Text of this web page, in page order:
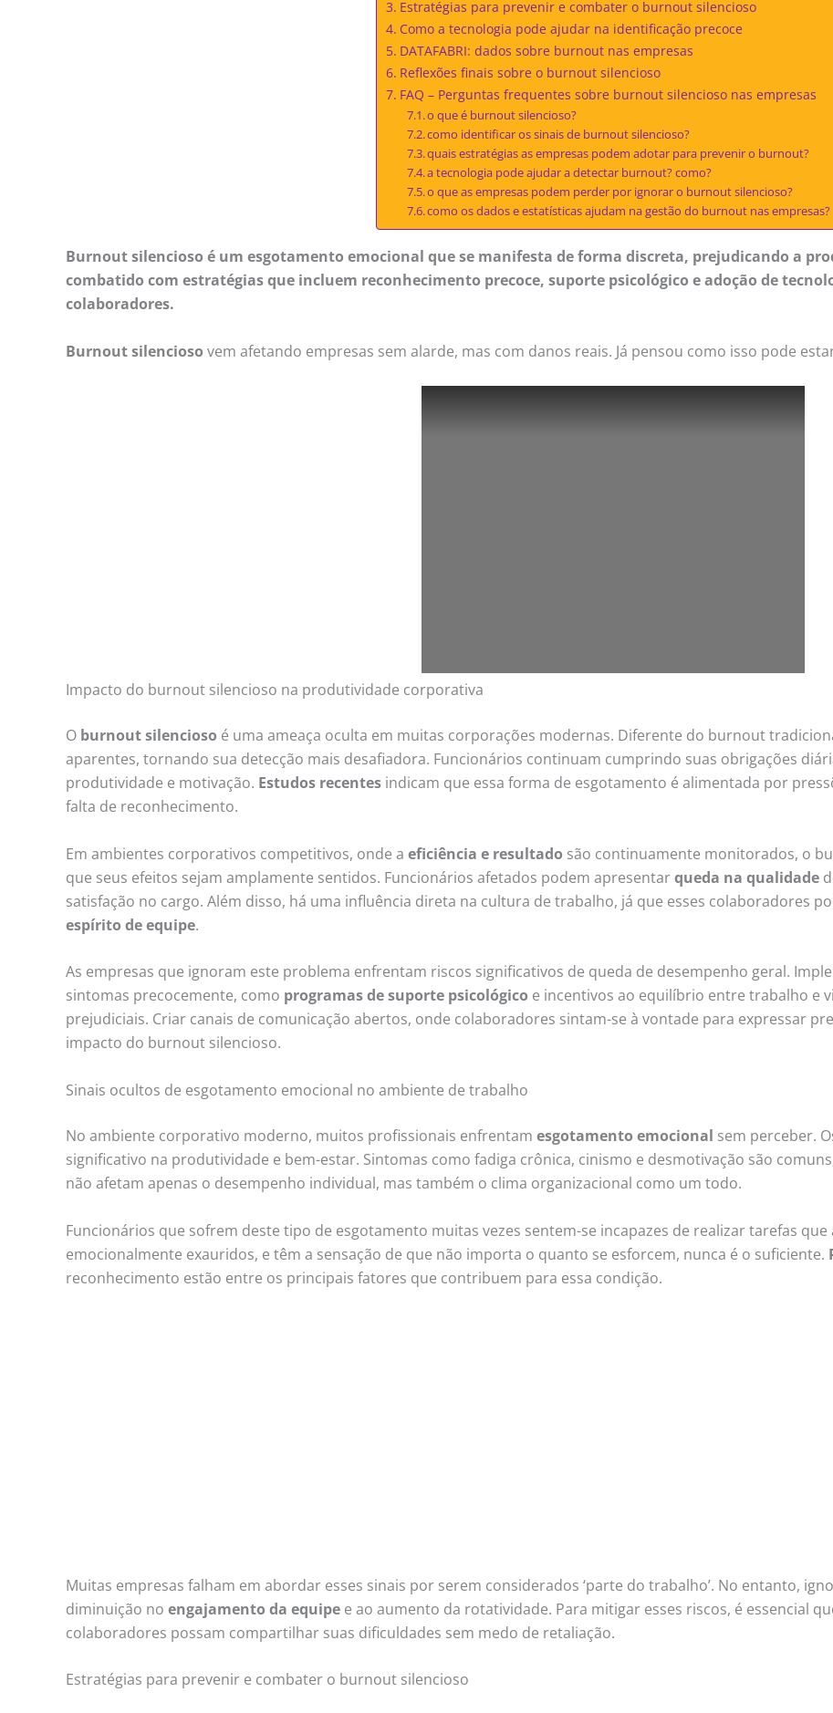
Estratégias para prevenir e combater o burnout silencioso
Como a tecnologia pode ajudar na identificação precoce
DATAFABRI: dados sobre burnout nas empresas
Reflexões finais sobre o burnout silencioso
FAQ – Perguntas frequentes sobre burnout silencioso nas empresas
o que é burnout silencioso?
como identificar os sinais de burnout silencioso?
quais estratégias as empresas podem adotar para prevenir o burnout?
a tecnologia pode ajudar a detectar burnout? como?
o que as empresas podem perder por ignorar o burnout silencioso?
como os dados e estatísticas ajudam na gestão do burnout nas empresas?
Burnout silencioso é um esgotamento emocional que se manifesta de forma discreta, prejudicando a
combatido com estratégias que incluem reconhecimento precoce, suporte psicológico e adoção de
colaboradores.
Burnout silencioso vem afetando empresas sem alarde, mas com danos reais. Já pensou como isso pode
Impacto do burnout silencioso na produtividade corporativa
O burnout silencioso é uma ameaça oculta em muitas corporações modernas. Diferente do burnout
aparentes, tornando sua detecção mais desafiadora. Funcionários continuam cumprindo suas obrigações
produtividade e motivação. Estudos recentes indicam que essa forma de esgotamento é alimentada por
falta de reconhecimento.
Em ambientes corporativos competitivos, onde a eficiência e resultado são continuamente monitorados, o
que seus efeitos sejam amplamente sentidos. Funcionários afetados podem apresentarqueda na qualidade
satisfação no cargo. Além disso, há uma influência direta na cultura de trabalho, já que esses colaboradores
espírito de equipe.
As empresas que ignoram este problema enfrentam riscos significativos de queda de desempenho geral.
sintomas precocemente, como programas de suporte psicológico e incentivos ao equilíbrio entre trabalho e
prejudiciais. Criar canais de comunicação abertos, onde colaboradores sintam-se à vontade para expressar
impacto do burnout silencioso.
Sinais ocultos de esgotamento emocional no ambiente de trabalho
No ambiente corporativo moderno, muitos profissionais enfrentam esgotamento emocional sem perceber.
significativo na produtividade e bem-estar. Sintomas como fadiga crônica, cinismo e desmotivação são
não afetam apenas o desempenho individual, mas também o clima organizacional como um todo.
Funcionários que sofrem deste tipo de esgotamento muitas vezes sentem-se incapazes de realizar tarefas
emocionalmente exauridos, e têm a sensação de que não importa o quanto se esforcem, nunca é o suficiente.
reconhecimento estão entre os principais fatores que contribuem para essa condição.
Muitas empresas falham em abordar esses sinais por serem considerados ‘parte do trabalho’. No entanto,
diminuição no engajamento da equipe e ao aumento da rotatividade. Para mitigar esses riscos, é essencial
colaboradores possam compartilhar suas dificuldades sem medo de retaliação.
Estratégias para prevenir e combater o burnout silencioso